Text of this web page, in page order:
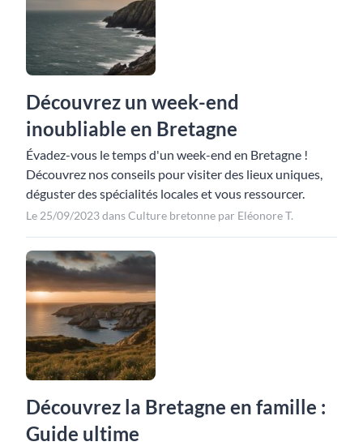
Découvrez un week-end
inoubliable en Bretagne
Évadez-vous le temps d'un week-end en Bretagne !
Découvrez nos conseils pour visiter des lieux uniques,
déguster des spécialités locales et vous ressourcer.
Le 25/09/2023 dans Culture bretonne par Eléonore T.
Découvrez la Bretagne en famille :
Guide ultime